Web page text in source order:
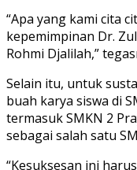
“Apa yang kami cita
kepemimpinan Dr.
Rohmi Djalilah,”
Selain itu, untuk
buah karya siswa di
termasuk SMKN 2
sebagai salah satu
“Kesuksesan ini